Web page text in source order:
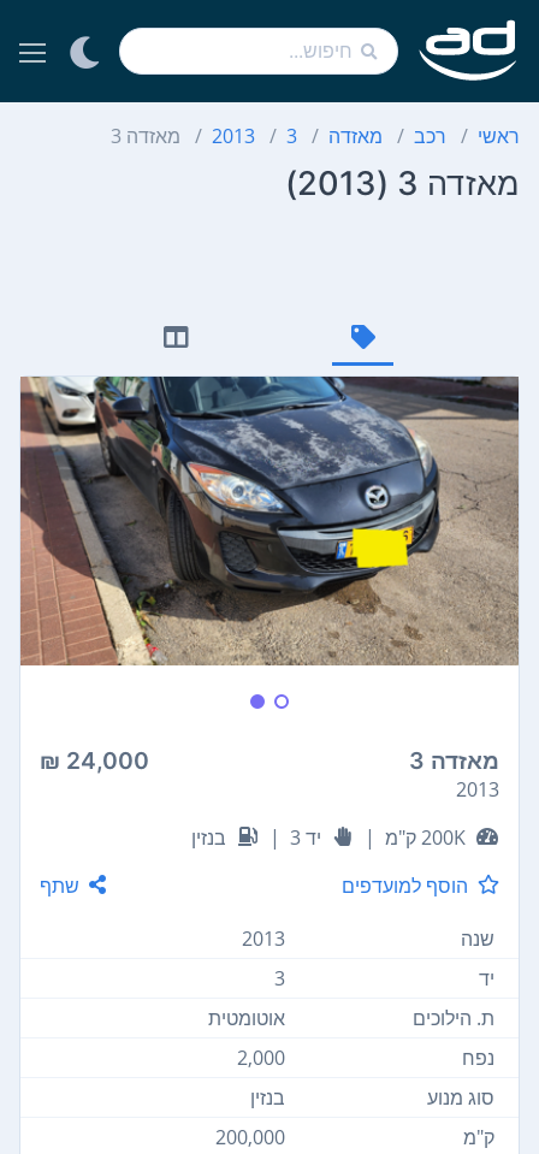
ראשי רכב מאזדה 3
2013 מאזדה 3
מאזדה 3 (2013)
מאזדה 3 24,000 ₪
2013
200K ק"מ
| יד 3 |
בנזין
הוסף למועדפים
שתף
שנה
2013
יד
3
ת. הילוכים
אוטומטית
נפח
2,000
סוג מנוע
בנזין
ק"מ
200,000